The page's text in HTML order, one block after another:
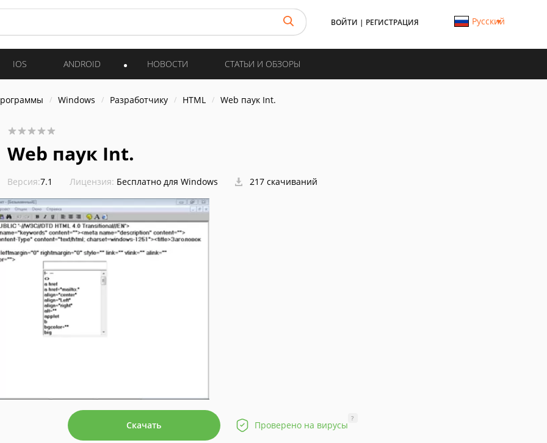
ВОЙТИ | РЕГИСТРАЦИЯ Русский
IOS ANDROID НОВОСТИ СТАТЬИ И ОБЗОРЫ
Windows Разработчику HTML Web паук Int.
Web паук Int.
Версия:7.1 Лицензия: Бесплатно для Windows 217 скачиваний
Скачать Проверено на вирусы
?